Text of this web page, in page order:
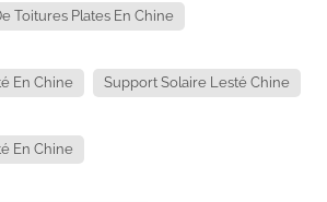
Toitures Plates En Chine
En Chine Support Solaire Lesté Chine
En Chine